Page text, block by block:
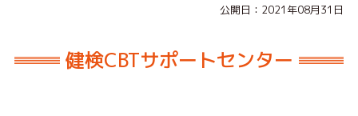
公開日：2021年08月31日
健検CBTサポートセンター